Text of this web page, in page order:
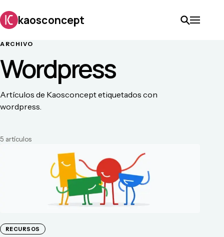
kaosconcept
ARCHIVO
Wordpress
Artículos de Kaosconcept etiquetados con
wordpress.
5 artículos
RECURSOS